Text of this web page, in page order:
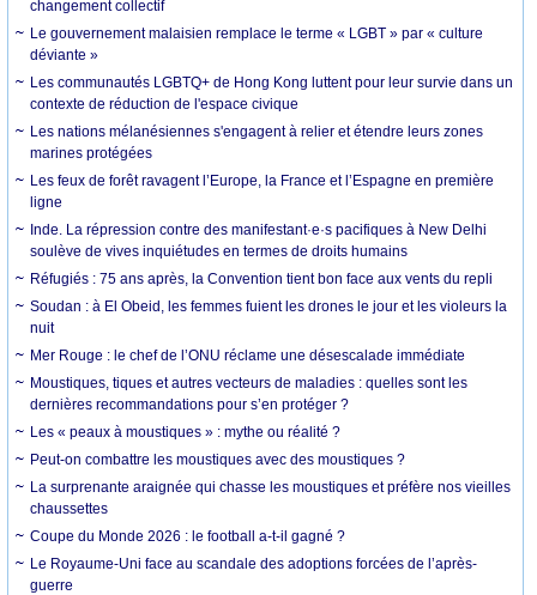
changement collectif
Le gouvernement malaisien remplace le terme « LGBT » par « culture
déviante »
Les communautés LGBTQ+ de Hong Kong luttent pour leur survie dans un
contexte de réduction de l'espace civique
Les nations mélanésiennes s'engagent à relier et étendre leurs zones
marines protégées
Les feux de forêt ravagent l’Europe, la France et l’Espagne en première
ligne
Inde. La répression contre des manifestant·e·s pacifiques à New Delhi
soulève de vives inquiétudes en termes de droits humains
Réfugiés : 75 ans après, la Convention tient bon face aux vents du repli
Soudan : à El Obeid, les femmes fuient les drones le jour et les violeurs la
nuit
Mer Rouge : le chef de l’ONU réclame une désescalade immédiate
Moustiques, tiques et autres vecteurs de maladies : quelles sont les
dernières recommandations pour s’en protéger ?
Les « peaux à moustiques » : mythe ou réalité ?
Peut-on combattre les moustiques avec des moustiques ?
La surprenante araignée qui chasse les moustiques et préfère nos vieilles
chaussettes
Coupe du Monde 2026 : le football a-t-il gagné ?
Le Royaume-Uni face au scandale des adoptions forcées de l’après-
guerre